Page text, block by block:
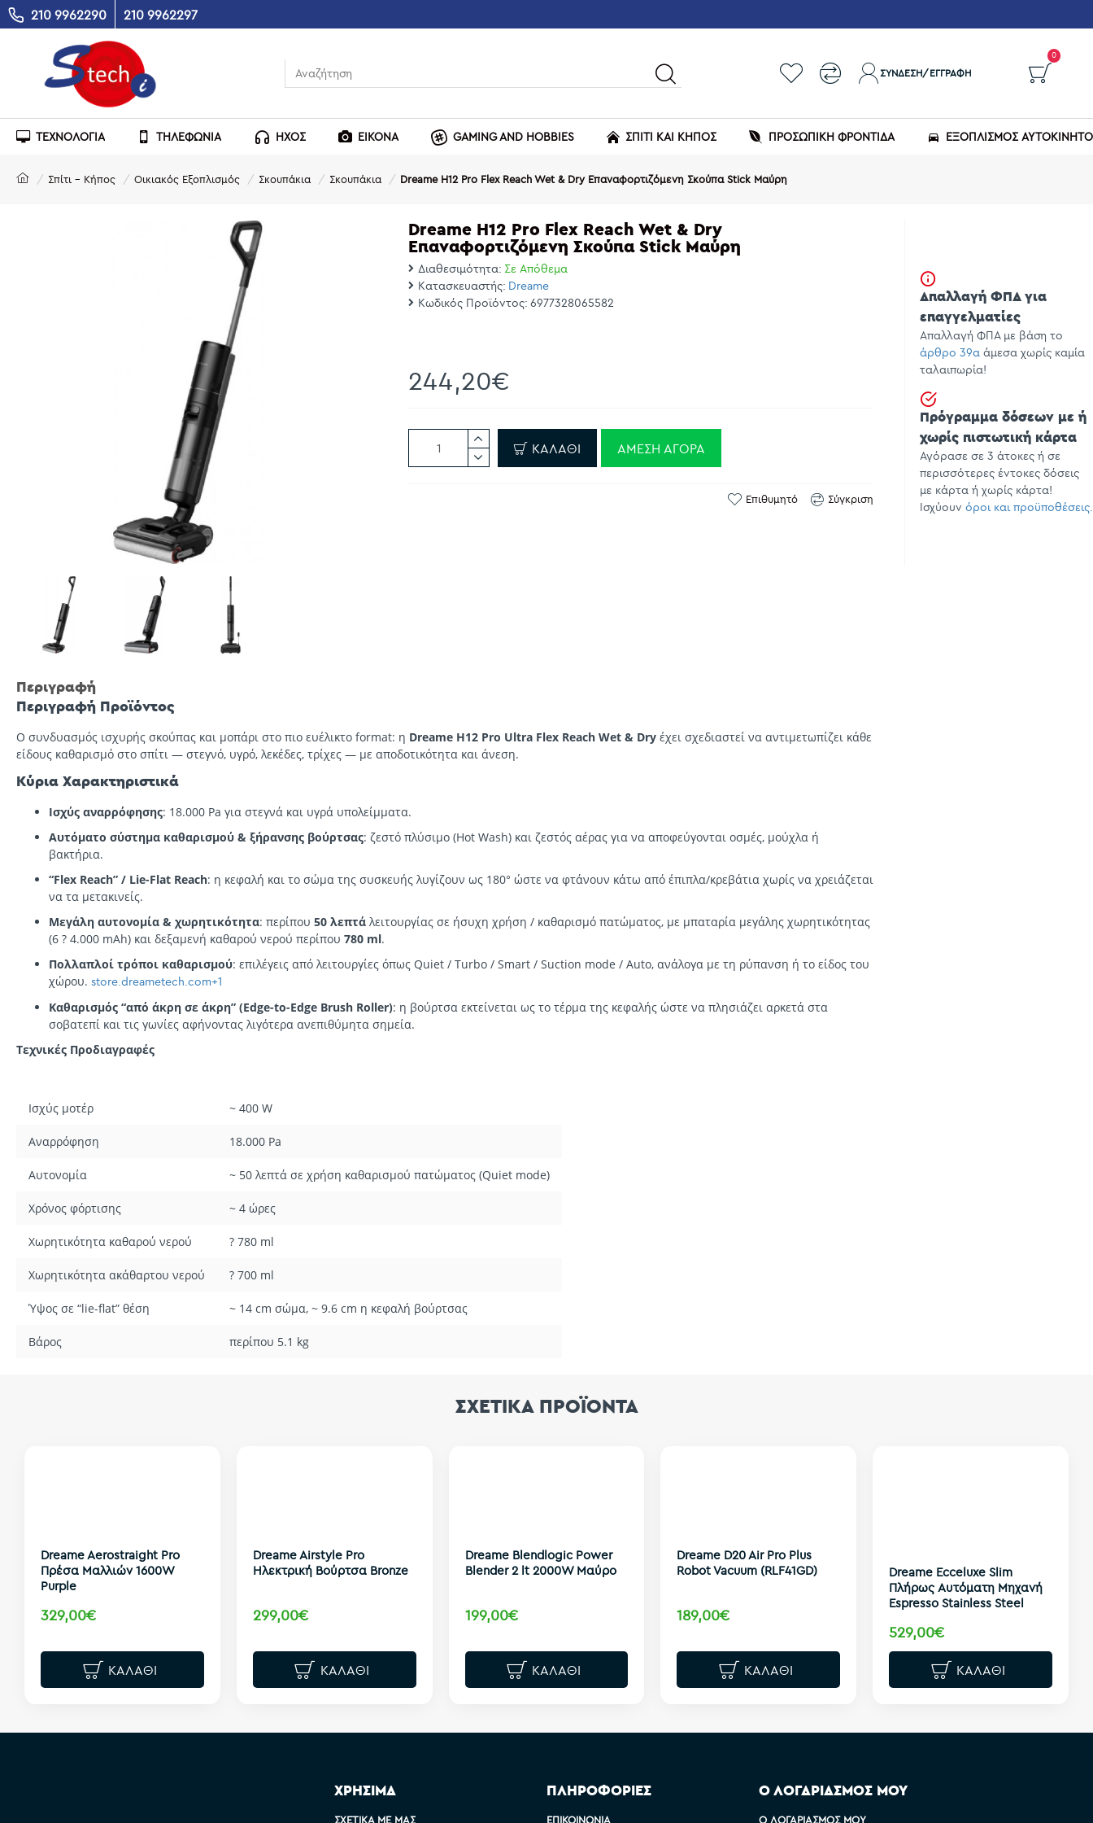
210 9962290 210 9962297
ΣΎΝΔΕΣΗ/ΕΓΓΡΑΦΉ
0
ΤΕΧΝΟΛΟΓΙΑ ΤΗΛΕΦΩΝΙΑ ΗΧΟΣ ΕΙΚΟΝΑ GAMING AND HOBBIES ΣΠΙΤΙ ΚΑΙ ΚΗΠΟΣ ΠΡΟΣΩΠΙΚΗ ΦΡΟΝΤΙΔΑ ΕΞΟΠΛΙΣΜΌΣ
Σπίτι - Κήπος Οικιακός Εξοπλισμός Σκουπάκια Σκουπάκια Dreame H12 Pro Flex Reach Wet & Dry Επαναφορτιζόμενη Σκούπα Stick Μαύρη
Dreame H12 Pro Flex Reach Wet & Dry
Επαναφορτιζόμενη Σκούπα Stick Μαύρη
Διαθεσιμότητα: Σε Απόθεμα
Κατασκευαστής: Dreame
Κωδικός Προϊόντος: 6977328065582
244,20€
ΚΑΛΆΘΙ ΆΜΕΣΗ ΑΓΟΡΆ
Επιθυμητό Σύγκριση
Περιγραφή
Περιγραφή Προϊόντος
Ο συνδυασμός ισχυρής σκούπας και μοπάρι στο πιο ευέλικτο format: η Dreame H12 Pro Ultra Flex Reach Wet & Dry έχει σχεδιαστεί να αντιμετωπίζει κάθε
είδους καθαρισμό στο σπίτι — στεγνό, υγρό, λεκέδες, τρίχες — με αποδοτικότητα και άνεση.
Κύρια Χαρακτηριστικά
Ισχύς αναρρόφησης: 18.000 Pa για στεγνά και υγρά υπολείμματα.
Αυτόματο σύστημα καθαρισμού & ξήρανσης βούρτσας: ζεστό πλύσιμο (Hot Wash) και ζεστός αέρας για να αποφεύγονται οσμές, μούχλα ή
βακτήρια.
“Flex Reach” / Lie-Flat Reach: η κεφαλή και το σώμα της συσκευής λυγίζουν ως 180° ώστε να φτάνουν κάτω από έπιπλα/κρεβάτια χωρίς να χρειάζεται
να τα μετακινείς.
Μεγάλη αυτονομία & χωρητικότητα: περίπου 50 λεπτά λειτουργίας σε ήσυχη χρήση / καθαρισμό πατώματος, με μπαταρία μεγάλης χωρητικότητας
(6 ? 4.000 mAh) και δεξαμενή καθαρού νερού περίπου 780 ml.
Πολλαπλοί τρόποι καθαρισμού: επιλέγεις από λειτουργίες όπως Quiet / Turbo / Smart / Suction mode / Auto, ανάλογα με τη ρύπανση ή το είδος του
χώρου. store.dreametech.com+1
Καθαρισμός “από άκρη σε άκρη” (Edge-to-Edge Brush Roller): η βούρτσα εκτείνεται ως το τέρμα της κεφαλής ώστε να πλησιάζει αρκετά στα
σοβατεπί και τις γωνίες αφήνοντας λιγότερα ανεπιθύμητα σημεία.
Τεχνικές Προδιαγραφές
Ισχύς μοτέρ ~ 400 W
Αναρρόφηση 18.000 Pa
Αυτονομία ~ 50 λεπτά σε χρήση καθαρισμού πατώματος (Quiet mode)
Χρόνος φόρτισης ~ 4 ώρες
Χωρητικότητα καθαρού νερού ? 780 ml
Χωρητικότητα ακάθαρτου νερού ? 700 ml
Ύψος σε “lie-flat” θέση ~ 14 cm σώμα, ~ 9.6 cm η κεφαλή βούρτσας
Βάρος περίπου 5.1 kg
Απαλλαγή ΦΠΑ για
επαγγελματίες
Απαλλαγή ΦΠΑ με βάση το
άρθρο 39α άμεσα χωρίς καμία
ταλαιπωρία!
Πρόγραμμα δόσεων με ή
χωρίς πιστωτική κάρτα
Αγόρασε σε 3 άτοκες ή σε
περισσότερες έντοκες δόσεις
με κάρτα ή χωρίς κάρτα!
Ισχύουν όροι και προϋποθέσεις.
ΣΧΕΤΙΚΑ ΠΡΟΪΟΝΤΑ
Dreame Aerostraight Pro
Πρέσα Μαλλιών 1600W
Purple
329,00€
ΚΑΛΆΘΙ
Dreame Airstyle Pro
Ηλεκτρική Βούρτσα Bronze
299,00€
ΚΑΛΆΘΙ
Dreame Blendlogic Power
Blender 2 lt 2000W Μαύρο
199,00€
ΚΑΛΆΘΙ
Dreame D20 Air Pro Plus
Robot Vacuum (RLF41GD)
189,00€
ΚΑΛΆΘΙ
Dreame Ecceluxe Slim
Πλήρως Aυτόματη Mηχανή
Espresso Stainless Steel
529,00€
ΚΑΛΆΘΙ
ΧΡΗΣΙΜΑ
ΣΧΕΤΙΚΆ ΜΕ ΜΑΣ
ΠΛΗΡΟΦΟΡΙΕΣ
ΕΠΙΚΟΙΝΩΝΊΑ
Ο ΛΟΓΑΡΙΑΣΜΟΣ ΜΟΥ
Ο ΛΟΓΑΡΙΑΣΜΌΣ ΜΟΥ